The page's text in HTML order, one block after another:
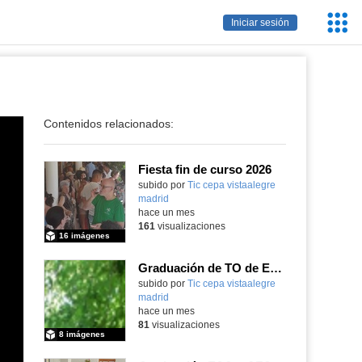
Iniciar sesión
Contenidos relacionados:
Fiesta fin de curso 2026
subido por Tic cepa vistaalegre
madrid
16 imágenes
hace un mes
161 visualizaciones
Graduación de TO de Empleo Doméstico
subido por Tic cepa vistaalegre
madrid
8 imágenes
hace un mes
81 visualizaciones